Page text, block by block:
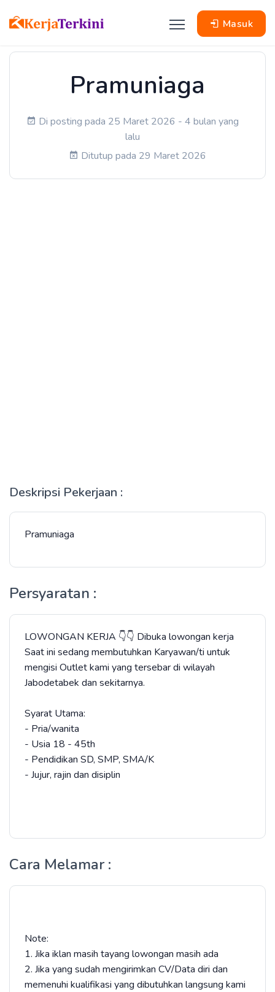
Masuk
Pramuniaga
Di posting pada 25 Maret 2026 - 4 bulan yang
lalu
Ditutup pada 29 Maret 2026
Deskripsi Pekerjaan :
Pramuniaga
Persyaratan :
LOWONGAN KERJA 👇👇 Dibuka lowongan kerja
Saat ini sedang membutuhkan Karyawan/ti untuk
mengisi Outlet kami yang tersebar di wilayah
Jabodetabek dan sekitarnya.
Syarat Utama:
- Pria/wanita
- Usia 18 - 45th
- Pendidikan SD, SMP, SMA/K
- Jujur, rajin dan disiplin
Cara Melamar :
Note:
1. Jika iklan masih tayang lowongan masih ada
2. Jika yang sudah mengirimkan CV/Data diri dan
memenuhi kualifikasi yang dibutuhkan langsung kami